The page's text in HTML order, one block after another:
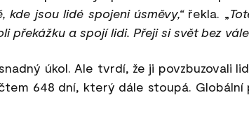
kde jsou lidé spojeni úsměvy,“ řekla. „
překážku a spojí lidi. Přeji si svět bez
úkol. Ale tvrdí, že ji povzbuzovali
648 dní, který dále stoupá.